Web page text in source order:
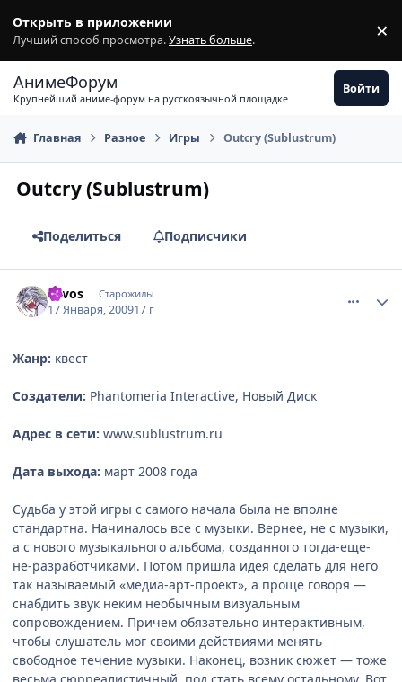
Открыть в приложении
Лучший способ просмотра.Узнать больше. ×
АнимеФорум
Крупнейший аниме-форум на русскоязычной площадке
Войти
Главная Разное Игры Outcry (Sublustrum)
Outcry (Sublustrum)
Поделиться Подписчики
Lavos Старожилы
17 Января, 200917 г
Жанр: квест
Создатели: Phantomeria Interactive, Новый Диск
Адрес в сети: www.sublustrum.ru
Дата выхода: март 2008 года
Судьба у этой игры с самого начала была не вполне
стандартна. Начиналось все с музыки. Вернее, не с музыки,
а с нового музыкального альбома, созданного тогда-еще-
не-разработчиками. Потом пришла идея сделать для него
так называемый «медиа-арт-проект», а проще говоря —
снабдить звук неким необычным визуальным
сопровождением. Причем обязательно интерактивным,
чтобы слушатель мог своими действиями менять
свободное течение музыки. Наконец, возник сюжет — тоже